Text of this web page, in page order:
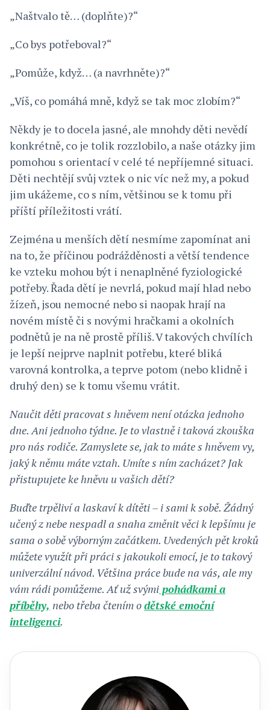
„Naštvalo tě… (doplňte)?“
„Co bys potřeboval?“
„Pomůže, když… (a navrhněte)?“
„Víš, co pomáhá mně, když se tak moc zlobím?“
Někdy je to docela jasné, ale mnohdy děti nevědí
konkrétně, co je tolik rozzlobilo, a naše otázky jim
pomohou s orientací v celé té nepříjemné situaci.
Děti nechtějí svůj vztek o nic víc než my, a pokud
jim ukážeme, co s ním, většinou se k tomu při
příští příležitosti vrátí.
Zejména u menších dětí nesmíme zapomínat ani
na to, že příčinou podrážděnosti a větší tendence
ke vzteku mohou být i nenaplněné fyziologické
potřeby. Řada dětí je nevrlá, pokud mají hlad nebo
žízeň, jsou nemocné nebo si naopak hrají na
novém místě či s novými hračkami a okolních
podnětů je na ně prostě příliš. V takových chvílích
je lepší nejprve naplnit potřebu, které bliká
varovná kontrolka, a teprve potom (nebo klidně i
druhý den) se k tomu všemu vrátit.
Naučit děti pracovat s hněvem není otázka jednoho
dne. Ani jednoho týdne. Je to vlastně i taková zkouška
pro nás rodiče. Zamyslete se, jak to máte s hněvem vy,
jaký k němu máte vztah. Umíte s ním zacházet? Jak
přistupujete ke hněvu u vašich dětí?
Buďte trpěliví a laskaví k dítěti – i sami k sobě. Žádný
učený z nebe nespadl a snaha změnit věci k lepšímu je
sama o sobě výborným začátkem. Uvedených pět kroků
můžete využít při práci s jakoukoli emocí, je to takový
univerzální návod. Většina práce bude na vás, ale my
vám rádi pomůžeme. Ať už svými pohádkami a
příběhy, nebo třeba čtením odětské emoční
inteligenci.